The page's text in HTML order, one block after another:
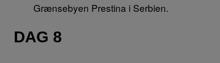
Grænsebyen Prestina i Serbien.
DAG 8